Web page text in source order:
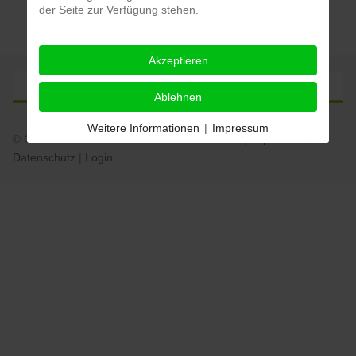
© Grundschule Johansenschule Krefeld 2026 |
Datenschutz
Login
der Seite zur Verfügung stehen.
Akzeptieren
Ablehnen
Weitere Informationen | Impressum